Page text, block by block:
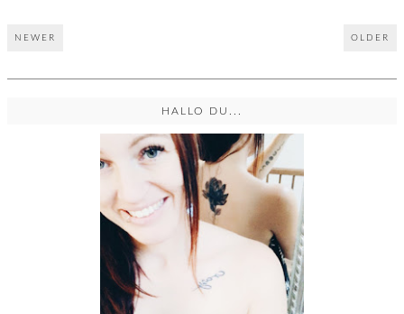
NEWER OLDER
HALLO DU...